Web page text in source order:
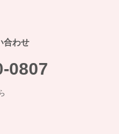
合わせ
0807